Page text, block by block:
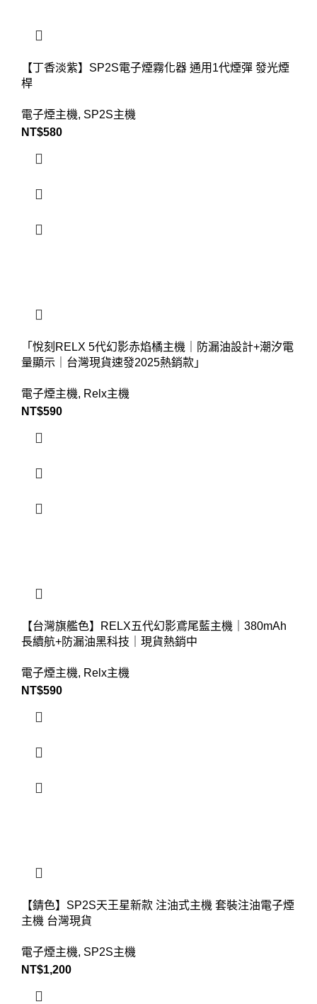
【丁香淡紫】SP2S電子煙霧化器 通用1代煙彈 發光煙
桿
電子煙主機, SP2S主機
NT$580
「悅刻RELX 5代幻影赤焰橘主機｜防漏油設計+潮汐電
量顯示｜台灣現貨速發2025熱銷款」
電子煙主機, Relx主機
NT$590
【台灣旗艦色】RELX五代幻影鳶尾藍主機｜380mAh
長續航+防漏油黑科技｜現貨熱銷中
電子煙主機, Relx主機
NT$590
【錆色】SP2S天王星新款 注油式主機 套裝注油電子煙
主機 台灣現貨
電子煙主機, SP2S主機
NT$1,200